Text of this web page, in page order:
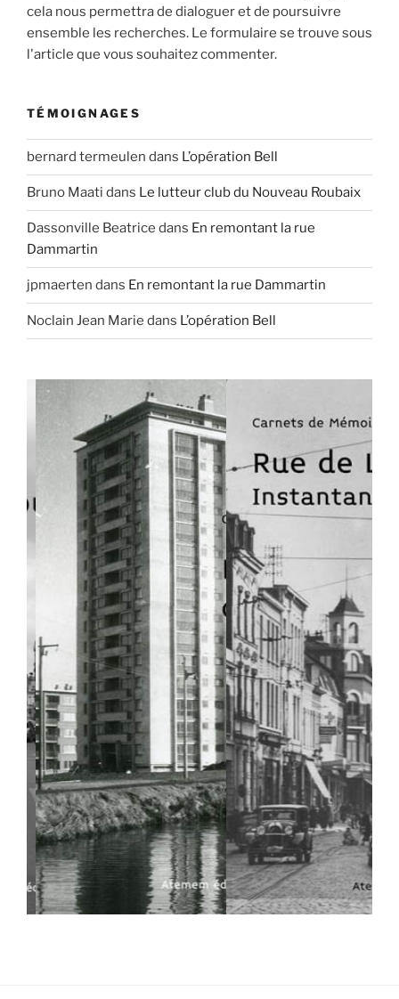
cela nous permettra de dialoguer et de poursuivre
ensemble les recherches. Le formulaire se trouve sous
l'article que vous souhaitez commenter.
TÉMOIGNAGES
bernard termeulen dans L’opération Bell
Bruno Maati dans Le lutteur club du Nouveau Roubaix
Dassonville Beatrice dans En remontant la rue
Dammartin
jpmaerten dans En remontant la rue Dammartin
Noclain Jean Marie dans L’opération Bell